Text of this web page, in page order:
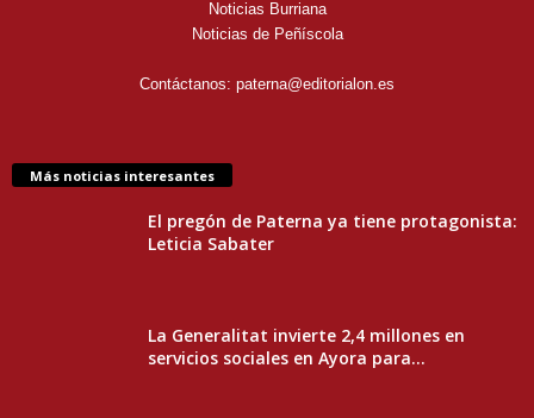
Noticias Burriana
Noticias de Peñíscola
Contáctanos: paterna@editorialon.es
Más noticias interesantes
El pregón de Paterna ya tiene protagonista:
Leticia Sabater
La Generalitat invierte 2,4 millones en
servicios sociales en Ayora para...